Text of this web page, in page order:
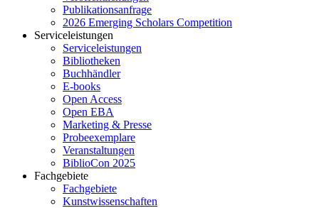
Publikationsanfrage
2026 Emerging Scholars Competition
Serviceleistungen
Serviceleistungen
Bibliotheken
Buchhändler
E-books
Open Access
Open EBA
Marketing & Presse
Probeexemplare
Veranstaltungen
BiblioCon 2025
Fachgebiete
Fachgebiete
Kunstwissenschaften